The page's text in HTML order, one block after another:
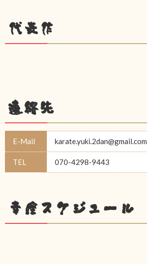
代表作
連絡先
E-Mail karate.yuki.2dan@gmail.com
TEL 070-4298-9443
幸座スケジュール